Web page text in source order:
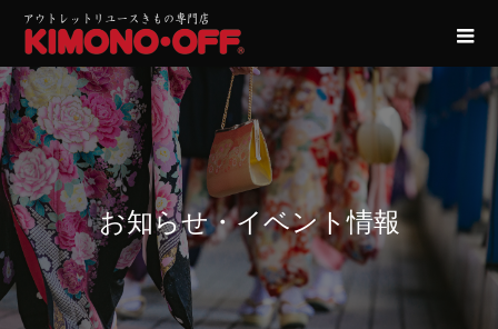
お知らせ・イベント情報